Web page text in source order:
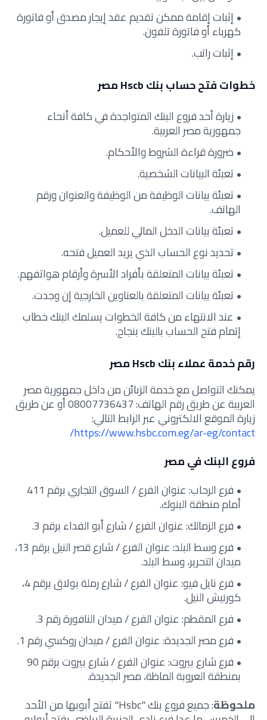
إثبات إقامة ممكن تقديم عقد إيجار مصدق أو فاتورة
كهرباء أو فاتورة تلفون.
إثبات راتب.
خطوات فتح حساب بنك Hscb مصر
زيارة أحد فروع البنك المتواجدة في كافة أنحاء
جمهورية مصر العربية.
ضرورة قراءة الشروط والأحكام.
تعبئة البيانات الشخصية.
تعبئة بيانات الوظيفة من الوظيفة والعنوان ورقم
الهاتف.
تعبئة بيانات الدخل المالي للعميل.
تحديد نوع الحساب الذي يريد العميل فتحه.
تعبئة بيانات المتعلقة بأفراد الأسرة وأرقام هواتفهم.
تعبئة بيانات المتعلقة بالعناوين الخارجية إن وجدت.
عند الانتهاء من كافة الخطوات يسلمك البنك خطاب
إتمام فتح الحساب بالبنك بنجاح.
رقم خدمة عملاء بنك Hscb مصر
يمكنك التواصل مع خدمة الزبائن من داخل جمهورية مصر
العربية عن طريق رقم الهاتف: 08007736437 أو عن طريق
زيارة الموقع الالكتروني عبر الرابط التالي:
https://www.hsbc.com.eg/ar-eg/contact/
فروع البنك في مصر
فرع الرحاب: عنوان الفرع / السوق التجاري برقم 411
أمام منطقة البنوك.
فرع الزمالك: عنوان الفرع / شارع أبو الفداء برقم 3.
فرع وسط البلد: عنوان الفرع / شارع قصر النيل برقم 13،
ميدان التحرير، وسط البلد.
فرع نايل فيو: عنوان الفرع / شارع رملة بولاق برقم 4،
كورنيش النيل.
فرع المقطم: عنوان الفرع / ميدان النافورة رقم 3.
فرع مصر الجديدة: عنوان الفرع / ميدان روكسي رقم 1.
فرع شارع بيروت: عنوان الفرع / شارع بيروت برقم 90
بمنطقة العروبة الماظة، مصر الجديدة.
ملحوظة
: جميع فروع بنك "Hsbc" تفتح أبوبها من الأحد